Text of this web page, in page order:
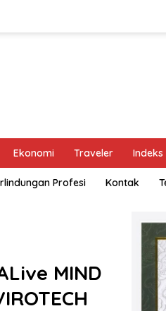
Ekonomi Traveler Indeks
Profesi Kontak
MIND